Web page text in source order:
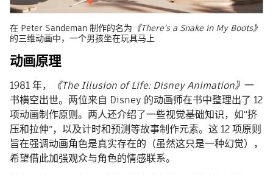
在 Peter Sandeman 制作的名为 《There’s a Snake in My Boots》
的三维动画中，一个男孩坐在玩具马上
动画原理
1981 年， 《The Illusion of Life: Disney Animation》 一
书横空出世。两位来自 Disney 的动画师在书中整理出了 12
项动画制作原则。两人还介绍了一些视觉基础知识，如“挤
压和拉伸”，以及计时和预测等故事制作元素。这 12 项原则
旨在强调动画角色是真实存在的（虽然这只是一种幻觉），
希望借此加强观众与角色的情感联系。